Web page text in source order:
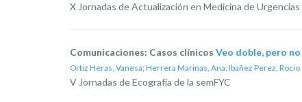
X Jornadas de Actualización en Medicina de
Comunicaciones: Casos clínicos Veo doble, pero
Ortiz Heras, Vanesa; Herrera Marinas, Ana; Ibañez Perez, Rocio
V Jornadas de Ecografía de la semFYC